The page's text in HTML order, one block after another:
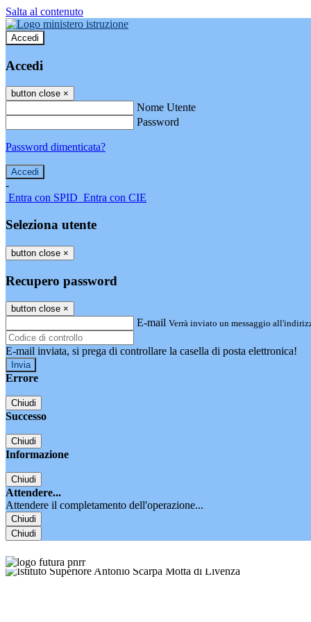
Salta al contenuto
Accedi
Accedi
button close ×
Nome Utente
Password
Password dimenticata?
-
Entra con SPID Entra con CIE
Seleziona utente
button close ×
Recupero password
button close ×
E-mail Verrà inviato un messaggio
E-mail inviata, si prega di controllare la casella di posta elettronica!
Errore
Chiudi
Successo
Chiudi
Informazione
Chiudi
Attendere...
Attendere il completamento dell'operazione...
Chiudi
Chiudi